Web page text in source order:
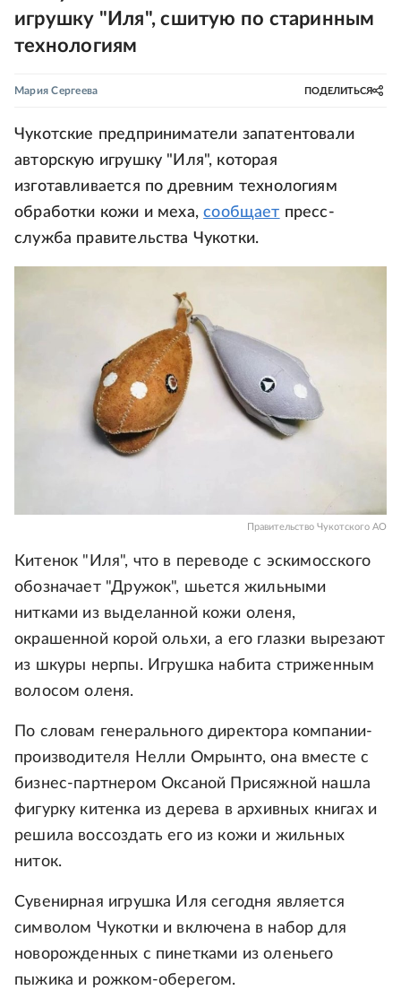
игрушку "Иля", сшитую по старинным
технологиям
Мария Сергеева ПОДЕЛИТЬСЯ
Чукотские предприниматели запатентовали
авторскую игрушку "Иля", которая
изготавливается по древним технологиям
обработки кожи и меха,сообщает пресс-
служба правительства Чукотки.
Правительство Чукотского АО
Китенок "Иля", что в переводе с эскимосского
обозначает "Дружок", шьется жильными
нитками из выделанной кожи оленя,
окрашенной корой ольхи, а его глазки вырезают
из шкуры нерпы. Игрушка набита стриженным
волосом оленя.
По словам генерального директора компании-
производителя Нелли Омрынто, она вместе с
бизнес-партнером Оксаной Присяжной нашла
фигурку китенка из дерева в архивных книгах и
решила воссоздать его из кожи и жильных
ниток.
Сувенирная игрушка Иля сегодня является
символом Чукотки и включена в набор для
новорожденных с пинетками из оленьего
пыжика и рожком-оберегом.